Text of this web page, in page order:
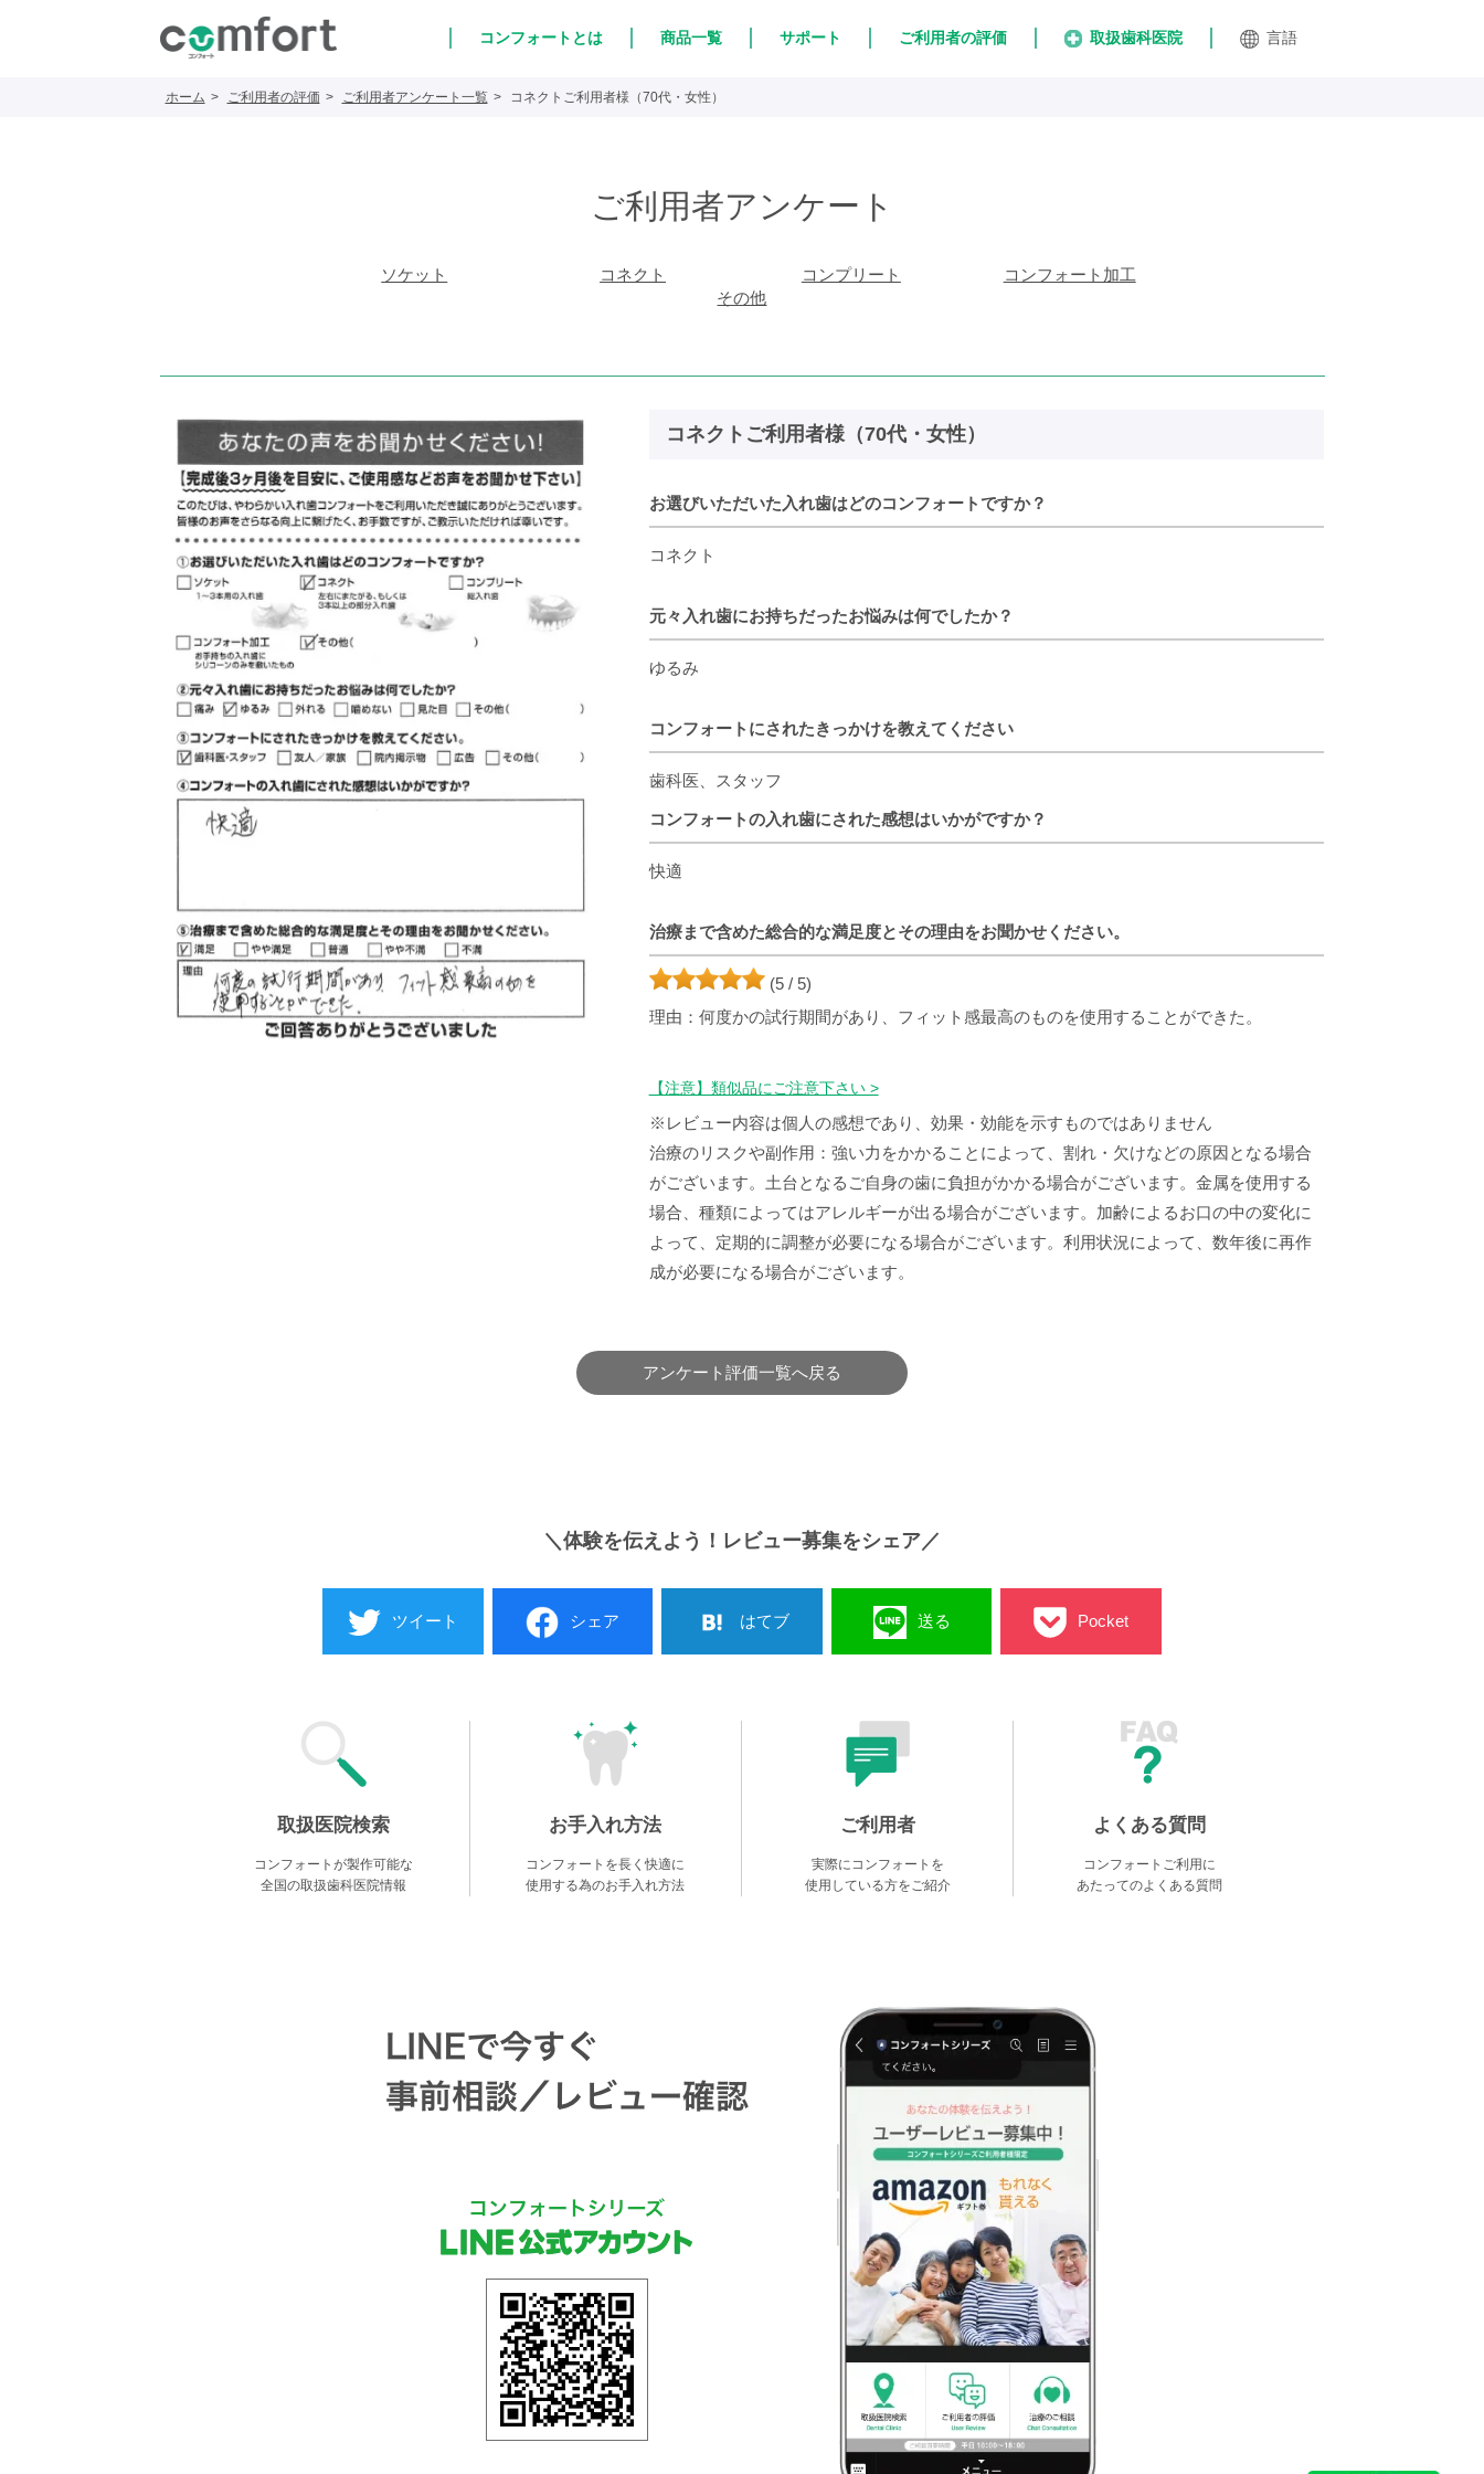
コンフォートとは 商品一覧 サポート ご利用者の評価 取扱歯科医院 言語
ホーム ご利用者の評価 ご利用者アンケート一覧 コネクトご利用者様（70代・女性）
ご利用者アンケート
ソケット コネクト コンプリート
コンフォート加工
その他
コネクトご利用者様（70代・女性）
お選びいただいた入れ歯はどのコンフォートですか？
コネクト
元々入れ歯にお持ちだったお悩みは何でしたか？
ゆるみ
コンフォートにされたきっかけを教えてください
歯科医、スタッフ
コンフォートの入れ歯にされた感想はいかがですか？
快適
治療まで含めた総合的な満足度とその理由をお聞かせください。
(5 / 5)
理由：何度かの試行期間があり、フィット感最高のものを使用することができた。
【注意】類似品にご注意下さい >
※レビュー内容は個人の感想であり、効果・効能を示すものではありません
治療のリスクや副作用：強い力をかかることによって、割れ・欠けなどの原因となる場合
がございます。土台となるご自身の歯に負担がかかる場合がございます。金属を使用する
場合、種類によってはアレルギーが出る場合がございます。加齢によるお口の中の変化に
よって、定期的に調整が必要になる場合がございます。利用状況によって、数年後に再作
成が必要になる場合がございます。
アンケート評価一覧へ戻る
＼体験を伝えよう！レビュー募集をシェア／
ツイート シェア はてブ 送る Pocket
取扱医院検索
コンフォートが製作可能な
全国の取扱歯科医院情報
お手入れ方法
コンフォートを長く快適に
使用する為のお手入れ方法
ご利用者
実際にコンフォートを
使用している方をご紹介
よくある質問
コンフォートご利用に
あたってのよくある質問